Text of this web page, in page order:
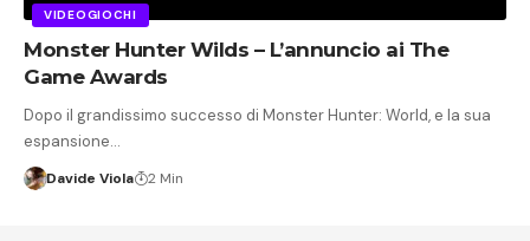
VIDEOGIOCHI
Monster Hunter Wilds – L’annuncio ai The
Game Awards
Dopo il grandissimo successo di Monster Hunter: World, e la sua
espansione…
Davide Viola 2 Min